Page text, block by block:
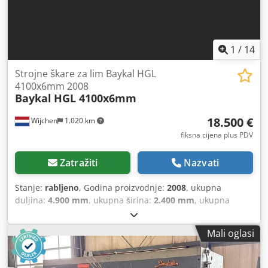
1 / 14
Wijchen 1.020 km
Strojne škare za lim Baykal HGL
4100x6mm 2008
Baykal HGL 4100x6mm
18.500 €
fiksna cijena plus PDV
Zatražiti Nazvati
Stanje: rabljeno, Godina proizvodnje: 2008, ukupna
duljina: 4.900 mm, ukupna širina: 2.400 mm, ukupna
, Boja: bijela Težina: 9.500 kg - Godina
proizvodnje: 2008 - Dokumentacija dostupna: Ne - CE-
oznaka prisutna: Da - CE-certifikat prisutan: Ne - Serijski
broj: 14418 - Upravljanje: Konvencionalno - Marka
upravljačkog sustava: Elgo - Pogon: Hidraulički - Izvedba:
Mali oglasi